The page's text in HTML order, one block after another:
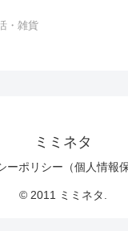
・雑貨
ミミネタ
ーポリシー（個人情報
© 2011 ミミネタ.